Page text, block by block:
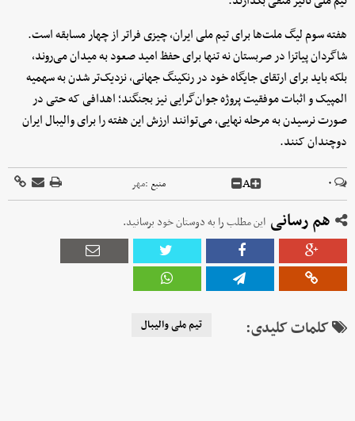
هفته سوم لیگ ملت‌ها برای تیم ملی ایران، چیزی فراتر از چهار مسابقه است.
شاگردان پیاتزا در صربستان نه تنها برای حفظ امید صعود به میدان می‌روند،
بلکه باید برای ارتقای جایگاه خود در رنکینگ جهانی، نزدیک‌تر شدن به سهمیه
المپیک و اثبات موفقیت پروژه جوان‌گرایی نیز بجنگند؛ اهدافی که حتی در
صورت نرسیدن به مرحله نهایی، می‌توانند ارزش این هفته را برای والیبال ایران
دوچندان کنند.
۰ A منبع :مهر
هم رسانی این مطلب را به دوستان خود برسانید.
کلمات کلیدی: تیم ملی والیبال